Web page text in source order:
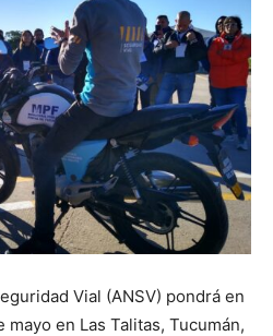
Vial (ANSV) pondrá en
en Las Talitas, Tucumán,